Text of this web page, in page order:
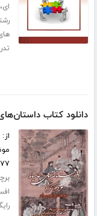
ای،
دانلود کتاب
از:
۱۷۷